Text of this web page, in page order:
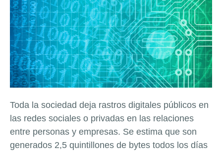
Toda la sociedad deja rastros digitales públicos en
las redes sociales o privadas en las relaciones
entre personas y empresas. Se estima que son
generados 2,5 quintillones de bytes todos los días